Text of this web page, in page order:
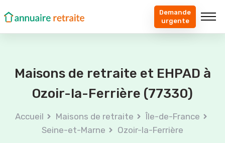
Demande
urgente
Maisons de retraite et EHPAD à
Ozoir-la-Ferrière (77330)
Accueil Maisons de retraite
Île-de-France
Seine-et-Marne
Ozoir-la-Ferrière